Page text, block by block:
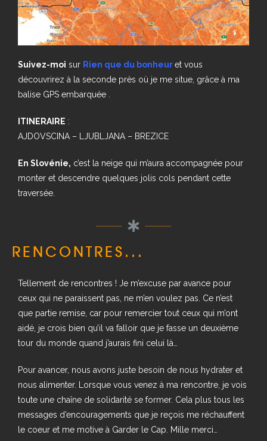
Suivez-moi sur Rien que du bonheuret vous
découvrirez à la seconde près où je me situe, grâce à ma
balise GPS embarquée .
ITINERAIRE :
AJDOVSCINA – LJUBLJANA – BREZICE
En Slovénie, c’est la neige qui m’aura accompagnée pour
monter et descendre quelques jolis cols pendant cette
traversée.
RENCONTRES...
Tellement de rencontres ! Je m’excuse par avance pour
ceux qui ne paraissent pas, ne m’en voulez pas. Ce n’est
que partie remise, car pour remercier tout ceux qui m’ont
aidé, je crois bien qu’il va falloir que je fasse un deuxième
tour du monde quand j’aurais fini celui là…
Pour avancer, nous avons juste besoin de nous hydrater et
nous alimenter. Lorsque vous venez à ma rencontre, je vois
toute une chaîne de solidarité se former. Cela plus tous les
messages d’encouragements que je reçois me réchauffent
le coeur et me motive à Garder le Cap. Mille merci…